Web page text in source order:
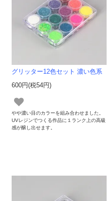
グリッター12色セット 濃い色系
600円(税54円)
やや濃い目のカラーを組み合わせました。
UVレジンでつくる作品に１ランク上の高級
感が醸し出せます。